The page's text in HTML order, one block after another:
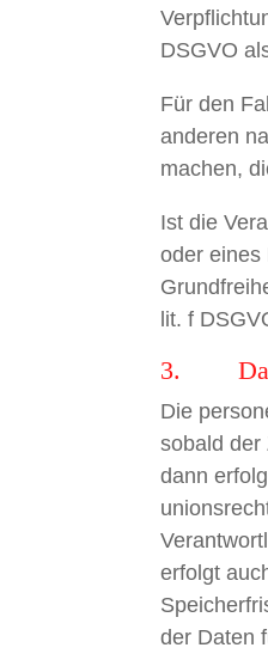
DSGVO
Für den
anderen
machen,
Ist die
oder eines
lit. f
3.
Die
sobald der
dann
erfolgt
der Daten